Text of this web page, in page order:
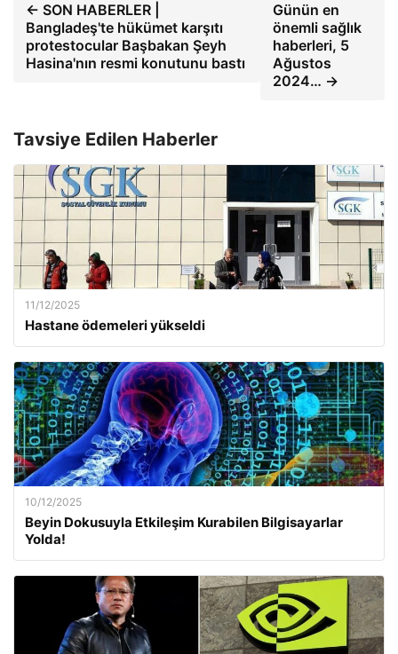
← SON HABERLER |
Bangladeş'te hükümet karşıtı
protestocular Başbakan Şeyh
Hasina'nın resmi konutunu bastı
Günün en
önemli sağlık
haberleri, 5
Ağustos
2024… →
Tavsiye Edilen Haberler
11/12/2025
Hastane ödemeleri yükseldi
10/12/2025
Beyin Dokusuyla Etkileşim Kurabilen Bilgisayarlar
Yolda!